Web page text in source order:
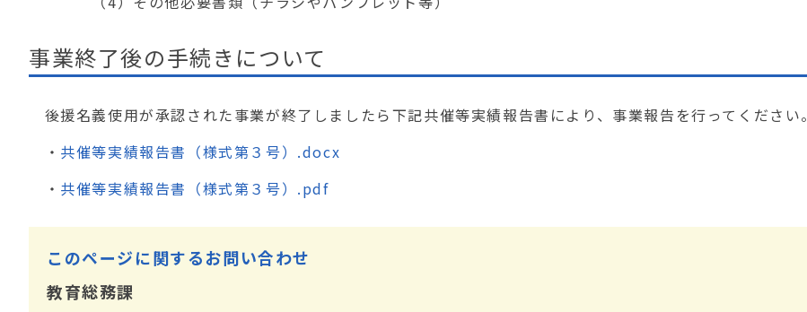
事業終了後の手続きについて
後援名義使用が承認された事業が終了しましたら下記共催等実績報告書により、事業報告を行ってください。
・ 共催等実績報告書（様式第３号）.docx
・ 共催等実績報告書（様式第３号）.pdf
このページに関するお問い合わせ
教育総務課